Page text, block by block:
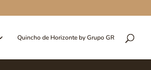
Quincho de Horizonte by Grupo GR